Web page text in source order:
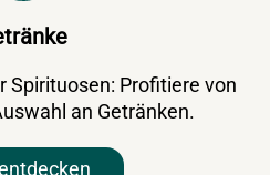
Spirituosen: Profitiere von
an Getränken.